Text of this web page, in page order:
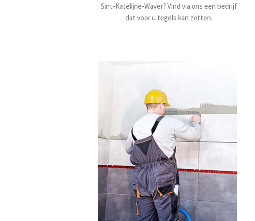
Sint-Katelijne-Waver? Vind via ons een bedrijf
dat voor u tegels kan zetten.